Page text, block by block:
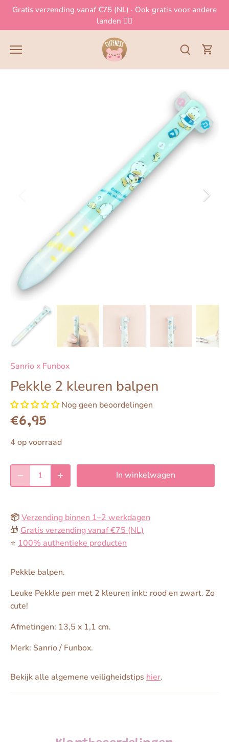
Meteen
de
Gratis verzending vanaf €75 (NL) · Ook gratis voor andere
landen 👈🏻
Sanrio x Funbox
Pekkle 2 kleuren balpen
Nog geen beoordelingen
€6,95
4 op voorraad
In winkelwagen
📦Verzending binnen 1–2 werkdagen
🎁 Gratis verzending vanaf €75 (NL)
⭐️ 100% authentieke producten
Pekkle balpen.
Leuke Pekkle pen met 2 kleuren inkt: rood en zwart. Zo
cute!
Afmetingen: 13,5 x 1,1 cm.
Merk: Sanrio / Funbox.
Bekijk alle algemene veiligheidstips hier.